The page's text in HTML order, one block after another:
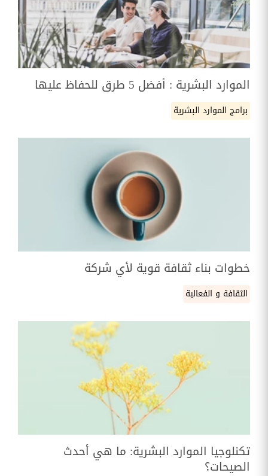
الموارد البشرية : أفضل 5 طرق للحفاظ عليها
برامج الموارد البشرية
خطوات بناء ثقافة قوية لأي شركة
الثقافة و الفعالية
تكنلوجيا الموارد البشرية: ما هي أحدث
الصيحات؟